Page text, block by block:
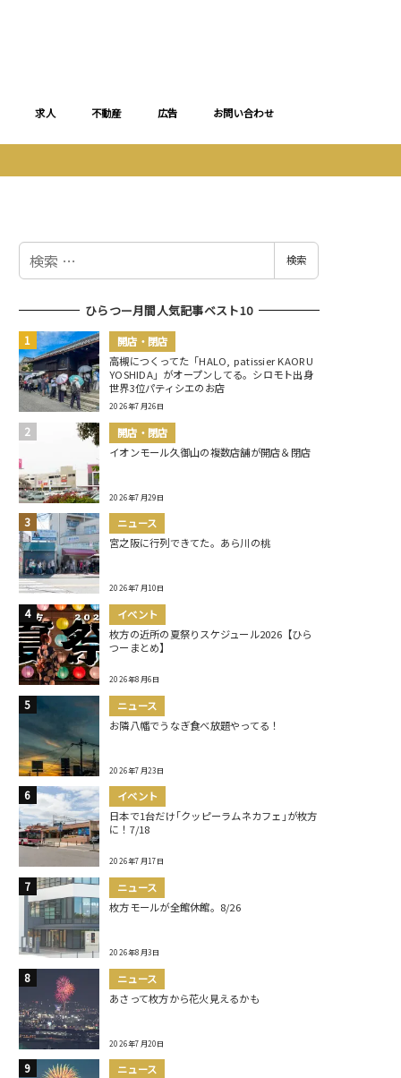
求人 不動産 広告 お問い合わせ
検
検索
ひらつー月間人気記事ベスト10
開店・閉店
高槻につくってた「HALO, patissier KAORU
YOSHIDA」がオープンしてる。シロモト出身
世界3位パティシエのお店
2026年7月26日
開店・閉店
イオンモール久御山の複数店舗が開店＆閉店
2026年7月29日
ニュース
宮之阪に行列できてた。あら川の桃
2026年7月10日
イベント
枚方の近所の夏祭りスケジュール2026【ひら
つーまとめ】
2026年8月6日
ニュース
お隣八幡でうなぎ食べ放題やってる！
2026年7月23日
イベント
日本で1台だけ｢クッピーラムネカフェ｣が枚方
に！7/18
2026年7月17日
ニュース
枚方モールが全館休館。8/26
2026年8月3日
ニュース
あさって枚方から花火見えるかも
2026年7月20日
ニュース